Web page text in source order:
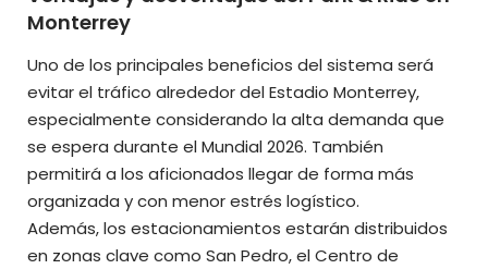
Monterrey
Uno de los principales beneficios del sistema será
evitar el tráfico alrededor del Estadio Monterrey,
especialmente considerando la alta demanda que
se espera durante el Mundial 2026. También
permitirá a los aficionados llegar de forma más
organizada y con menor estrés logístico.
Además, los estacionamientos estarán distribuidos
en zonas clave como San Pedro, el Centro de